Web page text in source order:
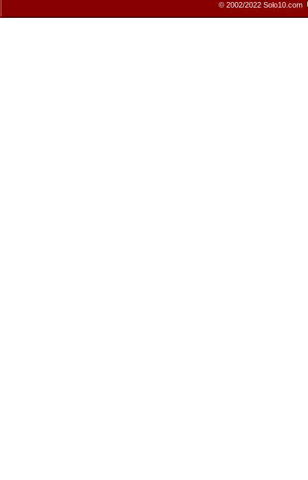
© 2002/2022 Solo10.com